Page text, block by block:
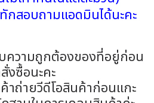
กสอบถามแอดมินได้นะคะ
ความถูกต้องของที่อยู่ก่อน
งซื้อนะคะ
ถ่ายวีดีโอสินค้าก่อนแกะ